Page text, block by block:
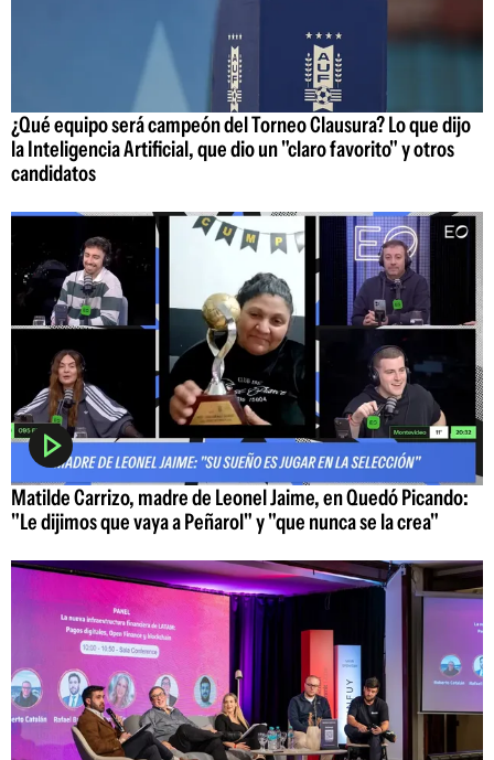
¿Qué equipo será campeón del Torneo Clausura? Lo que dijo
la Inteligencia Artificial, que dio un "claro favorito" y otros
candidatos
Matilde Carrizo, madre de Leonel Jaime, en Quedó Picando:
"Le dijimos que vaya a Peñarol" y "que nunca se la crea"